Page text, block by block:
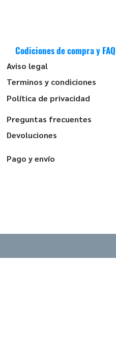
Codiciones de compra y FAQ
Aviso legal
Terminos y condiciones
Política de privacidad
Preguntas frecuentes
Devoluciones
Pago y envío